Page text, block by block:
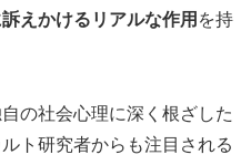
えかけるリアルな作用 を持
の社会心理に深く根ざした
ト研究者からも注目される